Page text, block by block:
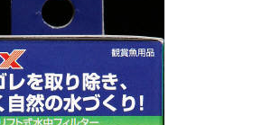
シニアサポート